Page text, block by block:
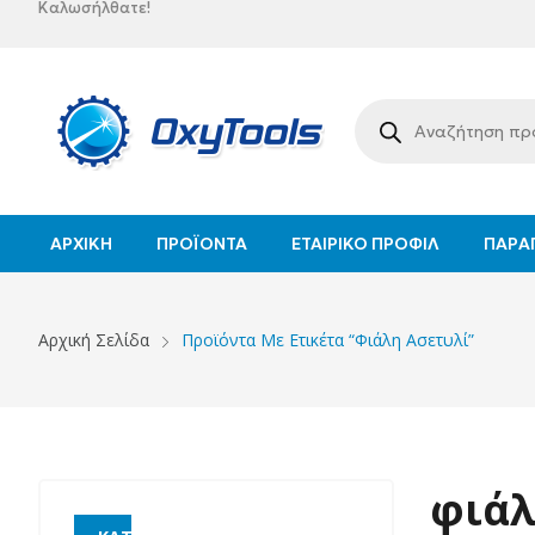
Καλωσήλθατε!
ΑΡΧΙΚΉ ΠΡΟΪΌΝΤΑ ΕΤΑΙΡΙΚΌ ΠΡΟΦΊΛ
Αρχική Σελίδα Προϊόντα Με Ετικέτα “φιάλη Ασετυλί”